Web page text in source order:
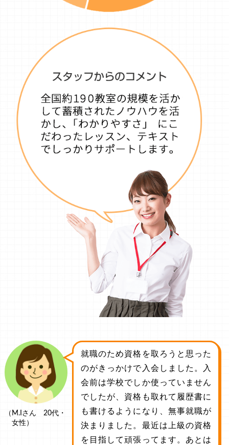
（M.Iさん 20代・
女性）
就職のため資格を取ろうと思った
のがきっかけで入会しました。入
会前は学校でしか使っていません
でしたが、資格も取れて履歴書に
も書けるようになり、無事就職が
決まりました。最近は上級の資格
を目指して頑張ってます。あとは